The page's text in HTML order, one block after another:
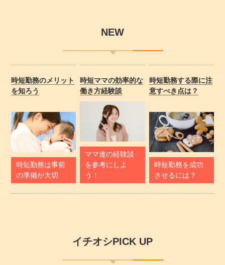
NEW
時短勤務のメリット
を知ろう
時短勤務は事前
の準備が大切
時短ママの効率的な
働き方経験談
ママ達の経験談
を参考にしよ
う！
時短勤務する際に注
意すべき点は？
時短勤務を成功
させるには？
イチオシPICK UP